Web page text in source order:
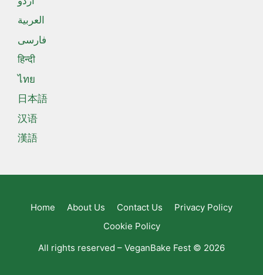
العربية
فارسی
हिन्दी
ไทย
日本語
汉语
漢語
Home About Us Contact Us
Privacy Policy
Cookie Policy
All rights reserved – VeganBake Fest © 2026